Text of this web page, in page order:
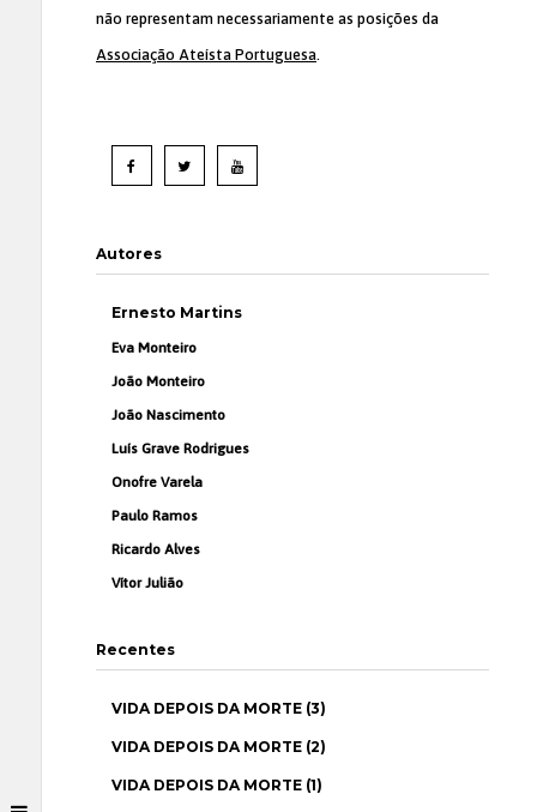
não representam necessariamente as posições da
Associação Ateísta Portuguesa.
Autores
Ernesto Martins
Eva Monteiro
João Monteiro
João Nascimento
Luís Grave Rodrigues
Onofre Varela
Paulo Ramos
Ricardo Alves
Vítor Julião
Recentes
VIDA DEPOIS DA MORTE (3)
VIDA DEPOIS DA MORTE (2)
VIDA DEPOIS DA MORTE (1)